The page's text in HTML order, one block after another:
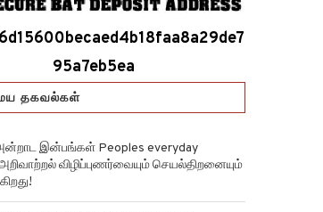
95a7eb5ea
தகவல்கள்
இன்பங்கள் Peoples everyday
விழிப்புணர்வையும் செயல்திறனையும்